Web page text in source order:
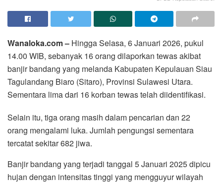
Wanaloka.com – Hingga Selasa, 6 Januari 2026, pukul
14.00 WIB, sebanyak 16 orang dilaporkan tewas akibat
banjir bandang yang melanda Kabupaten Kepulauan Siau
Tagulandang Biaro (Sitaro), Provinsi Sulawesi Utara.
Sementara lima dari 16 korban tewas telah diidentifikasi.
Selain itu, tiga orang masih dalam pencarian dan 22
orang mengalami luka. Jumlah pengungsi sementara
tercatat sekitar 682 jiwa.
Banjir bandang yang terjadi tanggal 5 Januari 2025 dipicu
hujan dengan intensitas tinggi yang mengguyur wilayah